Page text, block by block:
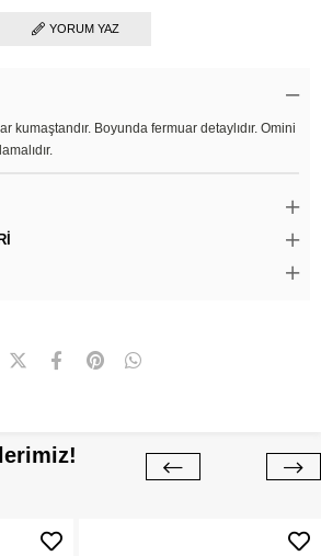
YORUM YAZ
kumaştandır. Boyunda fermuar detaylıdır. Omini